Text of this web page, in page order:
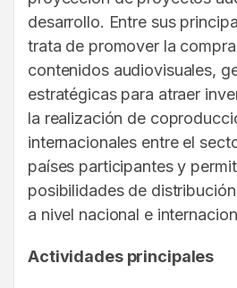
desarrollo. Entre sus
trata de promover la
contenidos audiovisuales,
estratégicas para atraer
la realización de
internacionales entre el
países participantes y
posibilidades de
a nivel nacional e
Actividades principales